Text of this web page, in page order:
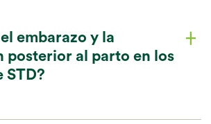
embarazo y la
posterior al parto en los
STD?
plus